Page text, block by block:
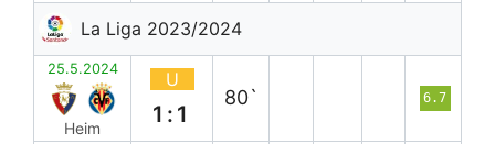
La Liga 2023/2024
25.5.2024
Heim
U
1:1
80` 6.7